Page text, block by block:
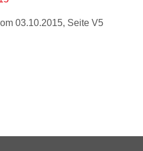
03.10.2015, Seite V5